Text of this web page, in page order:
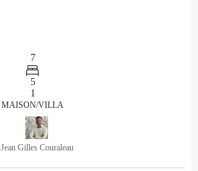
7
5
1
MAISON/VILLA
Jean Gilles Couraleau